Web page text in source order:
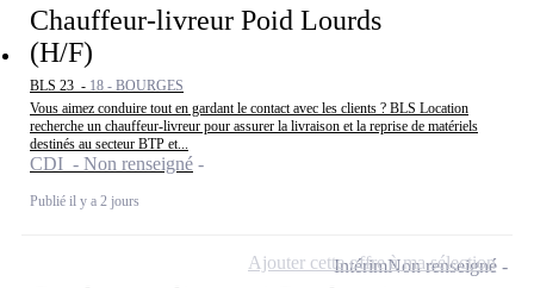
Chauffeur-livreur Poid Lourds
(H/F)
BLS 23 - 18 - BOURGES
Vous aimez conduire tout en gardant le contact avec les clients ? BLS Location
recherche un chauffeur-livreur pour assurer la livraison et la reprise de matériels
destinés au secteur BTP et...
CDI - Non renseigné
Publié il y a 2 jours
IntérimNon renseigné
Ajouter cette offre à ma sélection